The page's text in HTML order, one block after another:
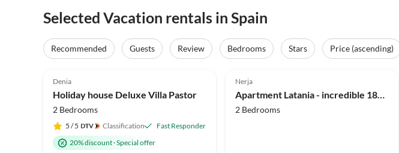
Selected Vacation rentals in Spain
Recommended Guests Review Bedrooms Stars Price (ascending)
Top-Listing
Denia
Holiday house Deluxe Villa Pastor
2 Bedrooms
5 / 5 Classification
Fast Responder
20% discount·Special offer
Top-Listing
Nerja
Apartment Latania - incredible 180° view
2 Bedrooms